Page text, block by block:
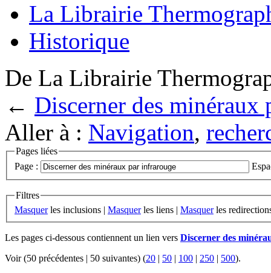
La Librairie
Historique
De La Librairie
← Discerner des minéraux
Aller à : Navigation,
Pages liées
Page :
Filtres
Masquerles inclusions | Masquerles liens | Masquerles
Les pages ci-dessous contiennent un lien vers Discerner des
Voir (50 précédentes | 50 suivantes) (20 | 50 | 100 | 250 | 500).